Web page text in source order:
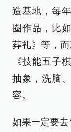
造基地，每
圈作品，比
葬礼》等，
《技能五子
抽象，洗脑
容。
如果一定要